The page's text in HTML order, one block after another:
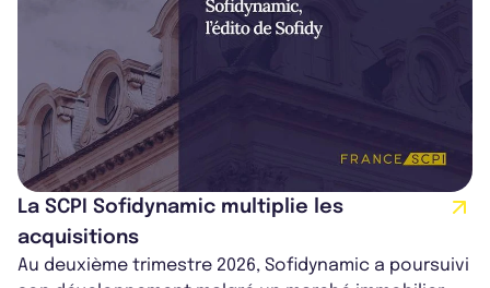
La SCPI Sofidynamic multiplie les
acquisitions
Au deuxième trimestre 2026, Sofidynamic a poursuivi